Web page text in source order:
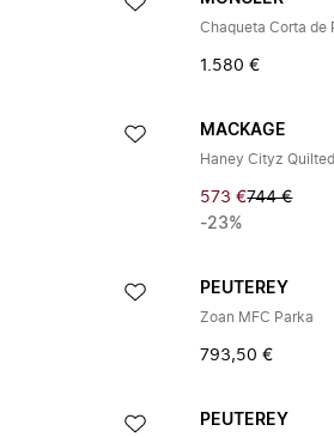
Chaqueta Corta de
1.580 €
MACKAGE
Haney Cityz
573 €744 €
-23%
PEUTEREY
Zoan MFC Parka
793,50 €
PEUTEREY